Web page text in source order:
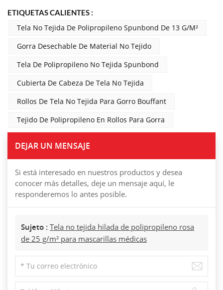
ETIQUETAS CALIENTES :
Tela No Tejida De Polipropileno Spunbond De 13 G/m²
Gorra Desechable De Material No Tejido
Tela De Polipropileno No Tejida Spunbond
Cubierta De Cabeza De Tela No Tejida
Rollos De Tela No Tejida Para Gorro Bouffant
Tejido De Polipropileno En Rollos Para Gorra
DEJAR UN MENSAJE
Si está interesado en nuestros productos y desea
conocer más detalles, deje un mensaje aquí, le
responderemos lo antes posible.
Sujeto : Tela no tejida hilada de polipropileno rosa
de 25 g/m² para mascarillas médicas